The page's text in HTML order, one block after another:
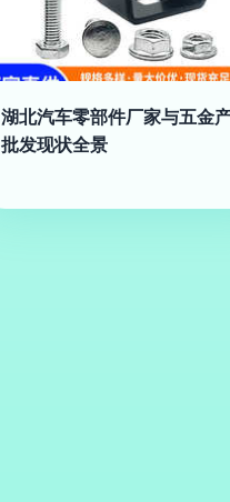
湖北汽车零部件厂家与五金
批发现状全景